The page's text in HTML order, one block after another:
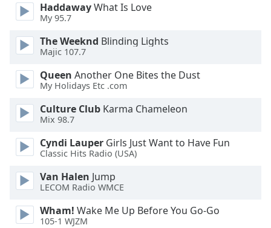
Color
Opacity
Background
Color
Opacity
Caption
Area
Background
Color
HaddawayWhat Is Love
My 95.7
The Weeknd Blinding Lights
Majic 107.7
Queen Another One Bites the Dust
My Holidays Etc .com
Culture Club Karma Chameleon
Mix 98.7
Cyndi Lauper Girls Just Want to Have Fun
Classic Hits Radio (USA)
Van Halen Jump
LECOM Radio WMCE
Wham! Wake Me Up Before You Go-Go
105-1 WJZM